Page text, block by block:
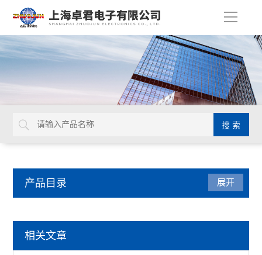
导
产品目录
防静电周转车
展开
相关文章